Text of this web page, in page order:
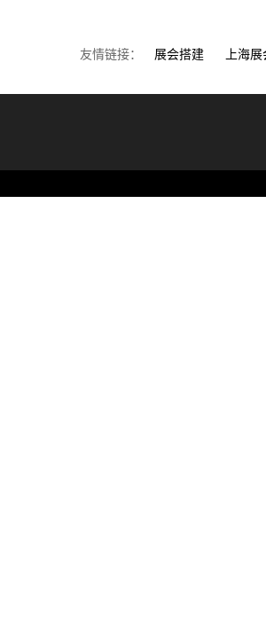
友情链接： 展会搭建 上海